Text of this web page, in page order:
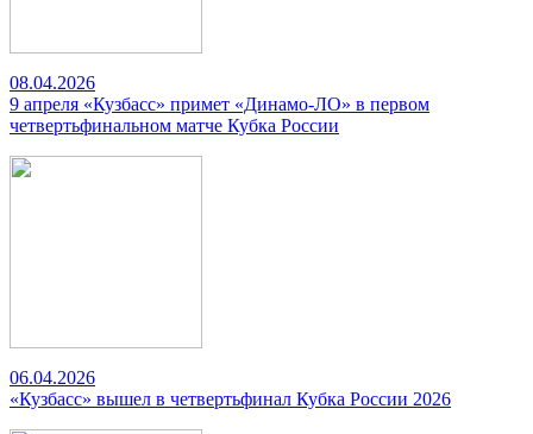
08.04.2026
9 апреля «Кузбасс» примет «Динамо-ЛО» в первом
четвертьфинальном матче Кубка России
06.04.2026
«Кузбасс» вышел в четвертьфинал Кубка России 2026